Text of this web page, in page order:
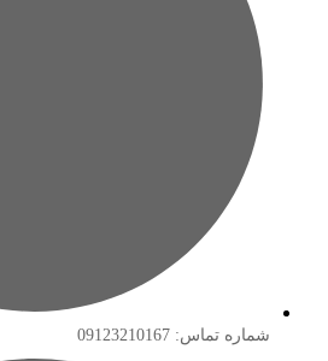
تماس: 09123210167